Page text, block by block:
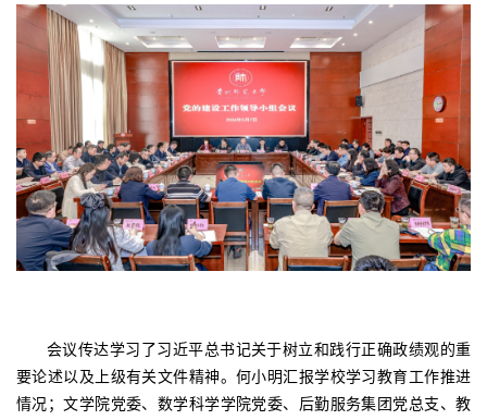
会议传达学习了习近平总书记关于树立和践行正确政绩观的重
要论述以及上级有关文件精神。何小明汇报学校学习教育工作推进
情况；文学院党委、数学科学学院党委、后勤服务集团党总支、教